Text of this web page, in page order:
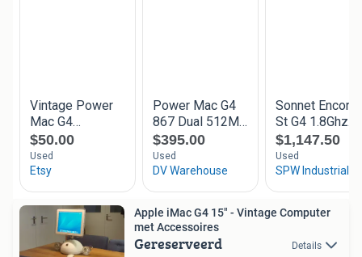
Apple iMac G4 15" - Vintage Computer
met Accessoires
Gereserveerd Details